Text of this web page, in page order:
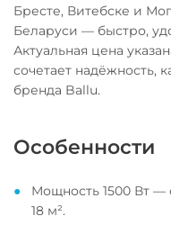
Бресте, Витебске и
Беларуси — быстро,
Актуальная цена
сочетает надёжность,
бренда Ballu.
Особенности
Мощность 1500 Вт
18 м².